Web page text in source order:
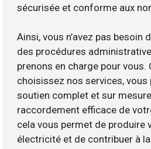
sécurisée et conforme aux
Ainsi, vous n’avez pas besoin
des procédures
prenons en charge pour vous.
choisissez nos services, vous
soutien complet et sur
raccordement efficace de
cela vous permet de produire
électricité et de contribuer à